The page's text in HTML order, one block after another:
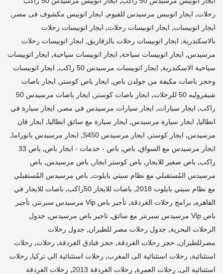
رحلات, ايجار اتوبيس مرسيدس للفيوم, ايجار اتوبيس مكشوف فى مصر ,
ايجار اتوبيسات, ايجار اتوبيسات رحلات, ايجار اتوبيسات رحلات
بالاسكندرية, ايجار اتوبيسات رحلات بالزقازيق, ايجار اتوبيسات رحلات
مرسيدس, ايجار اتوبيسات سياحة, ايجار اتوبيسات سياحية, ايجار اتوبيسات
سياحية الاسكندرية, ايجار اتوبيسات مرسيدس 50 راكب , ايجار اتوبيسات
وحجز باصات مكيفة من جولدن باص, ايجار باص كوستر , ايجار باصات
شيفروليه 50 للرحلات
, ايجار باصات كوستر ,
ايجار باصات مرسيدس 50
راكب, ايجار سيارات, ايجار سيارات مرسيدس في مصر , ايجار سيارة في
انطاليا, ايجار سيارة مرسيدس, ايجار سيارة مع سائق انطاليا, ايجار فان
مرسيدس, ايجار كوستر , ايجار مرسيدس S450 , ايجار مرسيدس بانوراما,
ايجار مرسيدس مع السواق, باص, باص - خدمات - ايجار باص,
باص 33
راكب, باص صغير للايجار , باص كوستر ايجار , باص مرسيدس, باص
مرسيدس المُستقبلي مع نظام سيتي بايلوت, باص مرسيدس المُستقبلي
مع نظام سيتي بايلوت 2018
, باصات للايجار 50راكب , باصات للايجار في
القاهره, برامج رحلات الغردقة, تأجير باص Vi̇p مرسيدس سبرنتر , تأجير
باص Vi̇p مرسيدس سبرنتر مع سائق
, تاجير باص مرسيدس, جدول
الرحلات البحرية, جدول رحلات مصر للطيران, جدول رحلات
مصرللطيران, حجز رحلات الغردقة, حجز فنادق الغردقة, رحلات, رحلات
استثنائية, رحلات استثنائية الى المغرب, رحلات استثنائية الى تركيا, رحلات
اسثتنائية الى, رحلات العمرة, رحلات الغردقة 2013 , رحلات الغردقة